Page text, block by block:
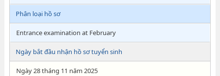
Phân loại hồ sơ
Entrance examination at February
Ngày bắt đầu nhận hồ sơ tuyển sinh
Ngày 28 tháng 11 năm 2025